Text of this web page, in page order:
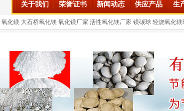
关于我们 荣誉证书 新闻动态 供应产品 生
氧化镁 大石桥氧化镁 氧化镁厂家 活性氧化镁厂家 镁碳球 轻烧氧化